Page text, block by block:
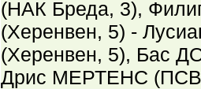
(НАК Бреда, 3),
(Херенвен, 5) -
(Херенвен, 5), Бас
Дрис МЕРТЕНС (ПСВ